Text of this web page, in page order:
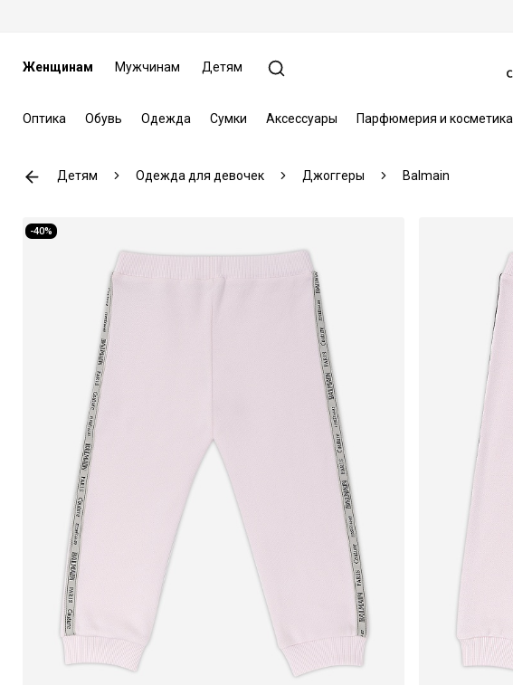
Женщинам Мужчинам Детям
Оптика Обувь Одежда Сумки Аксессуары Парфюмерия и косметика
Детям Одежда для девочек Джоггеры Balmain
-40%